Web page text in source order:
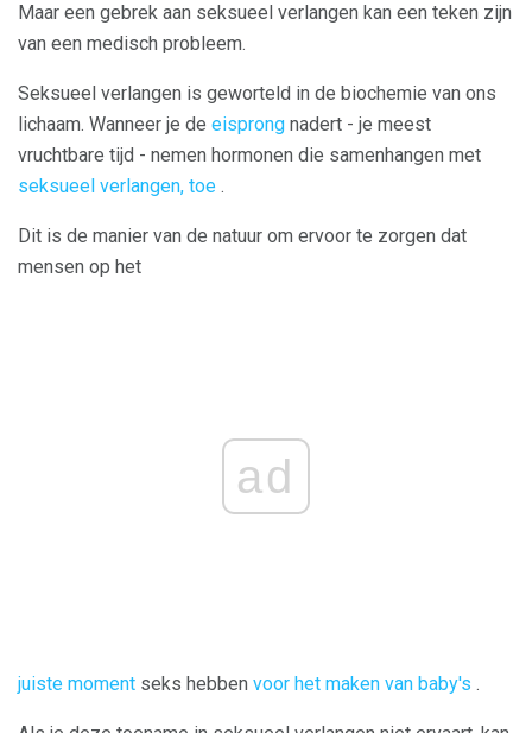
Maar een gebrek aan seksueel verlangen kan een teken zijn
van een medisch probleem.
Seksueel verlangen is geworteld in de biochemie van ons
lichaam. Wanneer je de eisprong nadert - je meest
vruchtbare tijd - nemen hormonen die samenhangen met
seksueel verlangen, toe .
Dit is de manier van de natuur om ervoor te zorgen dat
mensen op het
ad
juiste moment seks hebben voor het maken van baby's .